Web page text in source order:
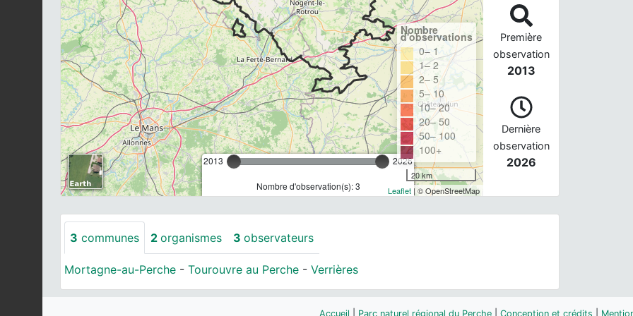
2013 2026
Nombre d'observation(s): 3
Nombre
d'observations
0– 1
1– 2
2– 5
5– 10
10– 20
20– 50
50– 100
100+
20 km
Leaflet| © OpenStreetMap
Première
observation
2013
Dernière
observation
2026
3 communes 2 organismes 3 observateurs
Mortagne-au-Perche - Tourouvre au Perche - Verrières
Accueil Parc naturel régional du Perche Conception et crédits